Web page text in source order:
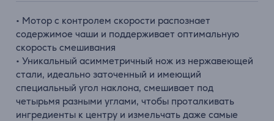
• Мотор с контролем скорости распознает
содержимое чаши и поддерживает оптимальную
скорость смешивания
• Уникальный асимметричный нож из нержавеющей
стали, идеально заточенный и имеющий
специальный угол наклона, смешивает под
четырьмя разными углами, чтобы проталкивать
ингредиенты к центру и измельчать даже самые